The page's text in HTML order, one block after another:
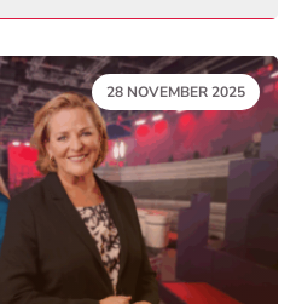
DATUM:
28 NOVEMBER 2025